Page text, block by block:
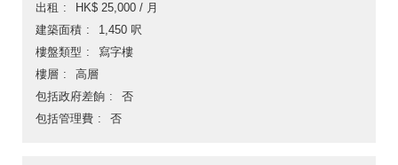
出租
HK$ 25,000 / 月
建築面積
1,450 呎
樓盤類型
寫字樓
樓層
高層
包括政府差餉
否
包括管理費
否